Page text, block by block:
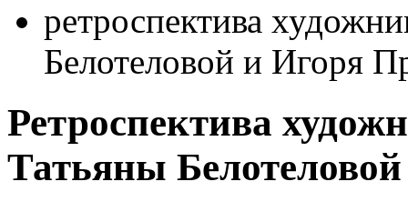
ретроспектива
Белотеловой и Игоря
Ретроспектива
Татьяны